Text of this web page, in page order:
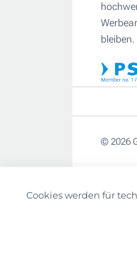
bleiben.
© 2026
Cookies werden für